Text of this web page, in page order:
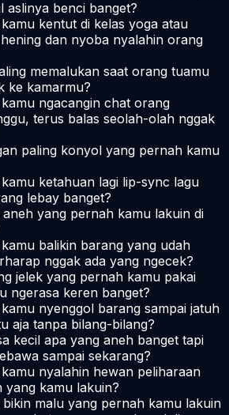
aslinya benci banget?
kentut di kelas yoga atau
dan nyoba nyalahin orang
memalukan saat orang tuamu
ke kamarmu?
ngacangin chat orang
terus balas seolah-olah nggak
paling konyol yang pernah kamu
ketahuan lagi lip-sync lagu
lebay banget?
yang pernah kamu lakuin di
balikin barang yang udah
nggak ada yang ngecek?
jelek yang pernah kamu pakai
ngerasa keren banget?
nyenggol barang sampai jatuh
aja tanpa bilang-bilang?
kecil apa yang aneh banget tapi
sampai sekarang?
nyalahin hewan peliharaan
yang kamu lakuin?
malu yang pernah kamu lakuin